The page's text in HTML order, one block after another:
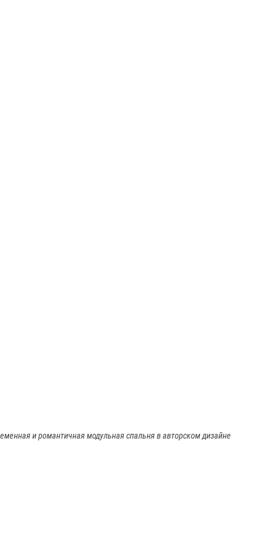
и романтичная модульная спальня в авторском дизайне